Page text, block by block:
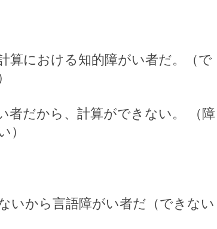
算における知的障がい者だ。（で
者だから、計算ができない。 （障
）
いから言語障がい者だ（できない